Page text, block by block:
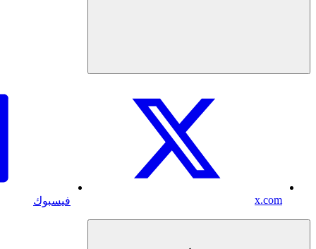
x.com فيسبوك